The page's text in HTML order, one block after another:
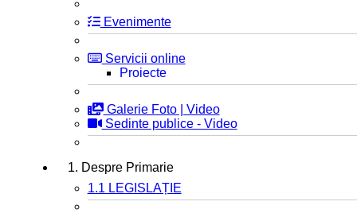
Evenimente
Servicii online
Proiecte
Galerie Foto | Video
Sedinte publice - Video
1. Despre Primarie
1.1 LEGISLAȚIE